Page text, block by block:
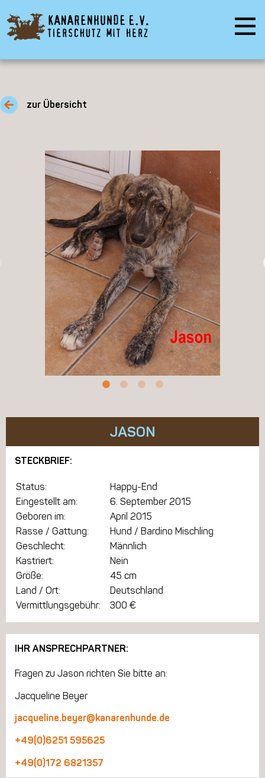
zur Übersicht
JASON
STECKBRIEF:
Status:
Happy-End
Eingestellt am:
6. September 2015
Geboren im:
April 2015
Rasse / Gattung:
Hund / Bardino Mischling
Geschlecht:
Männlich
Kastriert:
Nein
Größe:
45 cm
Land / Ort:
Deutschland
Vermittlungsgebühr:
300 €
IHR ANSPRECHPARTNER:
Fragen zu Jason richten Sie bitte an:
Jacqueline Beyer
jacqueline.beyer@kanarenhunde.de
+49(0)6251 595625
+49(0)172 6821357